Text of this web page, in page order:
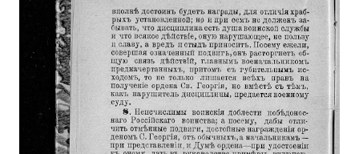
австрийцами с 29.05 по 16.06.1915. 4013 БОГДАНОВ
Василий — 293 пех. Ижорский полк, 2 рота, ст. унтер-
офицер. За мужество и храбрость в боях с австрийцами с
23 по 29.05.1915. 4014 СЕРГЕЕВ Василий — 295 пех.
Свирский полк, 11 рота, подпрапорщик. За отличие в боях с
23 по 28.06.1915. 4015 ДЕМЯНОВ Петр — 295 пех.
Свирский полк, пулеметная команда, фельдфебель. За от...